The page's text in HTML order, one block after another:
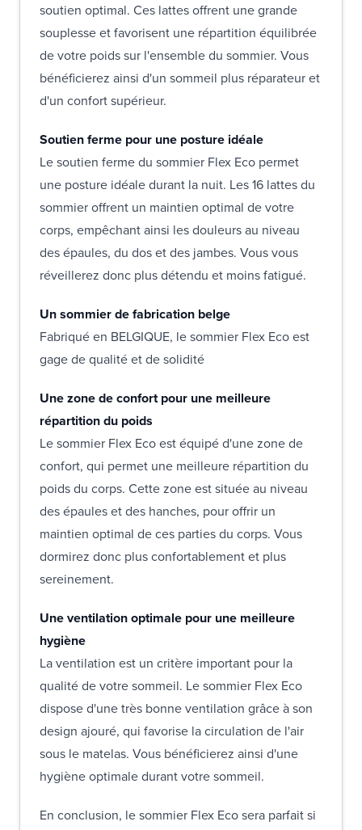
soutien optimal. Ces lattes offrent une grande
souplesse et favorisent une répartition équilibrée
de votre poids sur l'ensemble du sommier. Vous
bénéficierez ainsi d'un sommeil plus réparateur et
d'un confort supérieur.
Soutien ferme pour une posture idéale
Le soutien ferme du sommier Flex Eco permet
une posture idéale durant la nuit. Les 16 lattes du
sommier offrent un maintien optimal de votre
corps, empêchant ainsi les douleurs au niveau
des épaules, du dos et des jambes. Vous vous
réveillerez donc plus détendu et moins fatigué.
Un sommier de fabrication belge
Fabriqué en BELGIQUE, le sommier Flex Eco est
gage de qualité et de solidité
Une zone de confort pour une meilleure
répartition du poids
Le sommier Flex Eco est équipé d'une zone de
confort, qui permet une meilleure répartition du
poids du corps. Cette zone est située au niveau
des épaules et des hanches, pour offrir un
maintien optimal de ces parties du corps. Vous
dormirez donc plus confortablement et plus
sereinement.
Une ventilation optimale pour une meilleure
hygiène
La ventilation est un critère important pour la
qualité de votre sommeil. Le sommier Flex Eco
dispose d'une très bonne ventilation grâce à son
design ajouré, qui favorise la circulation de l'air
sous le matelas. Vous bénéficierez ainsi d'une
hygiène optimale durant votre sommeil.
En conclusion, le sommier Flex Eco sera parfait si